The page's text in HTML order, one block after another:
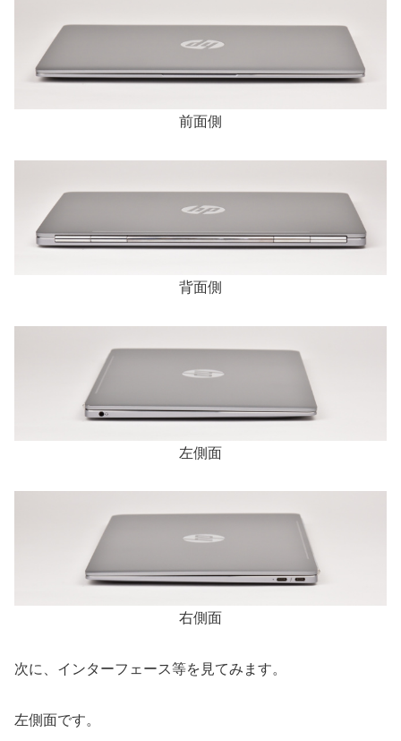
前面側
背面側
左側面
右側面
次に、インターフェース等を見てみます。
左側面です。